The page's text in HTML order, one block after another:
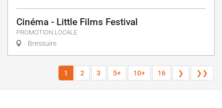
Cinéma - Little Films Festival
PROMOTION LOCALE
Bressuire
1 2 3 5+ 10+ 16 ❯ ❯❯